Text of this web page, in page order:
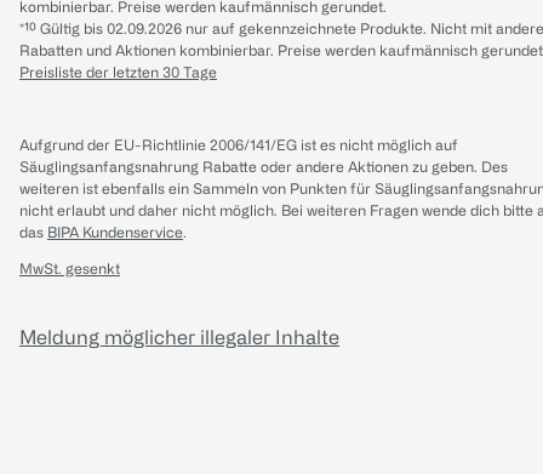
kombinierbar. Preise werden kaufmännisch gerundet.
*¹⁰ Gültig bis 02.09.2026 nur auf gekennzeichnete Produkte. Nicht mit
Rabatten und Aktionen kombinierbar. Preise werden kaufmännisch
Preisliste der letzten 30 Tage
Aufgrund der EU-Richtlinie 2006/141/EG ist es nicht möglich auf
Säuglingsanfangsnahrung Rabatte oder andere Aktionen zu geben. Des
weiteren ist ebenfalls ein Sammeln von Punkten für
nicht erlaubt und daher nicht möglich. Bei weiteren Fragen wende dich bitte
das BIPA Kundenservice.
MwSt. gesenkt
Meldung möglicher illegaler Inhalte